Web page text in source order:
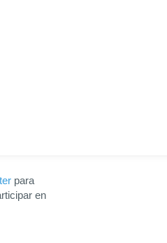
para
en